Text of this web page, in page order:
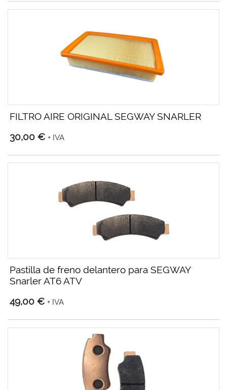
FILTRO AIRE ORIGINAL SEGWAY SNARLER
30,00 € + IVA
Pastilla de freno delantero para SEGWAY
Snarler AT6 ATV
49,00 € + IVA